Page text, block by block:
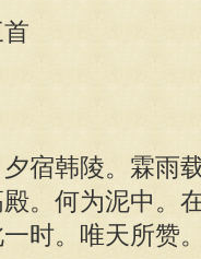
宿韩陵。霖雨
。何为泥中。
时。唯天所赞